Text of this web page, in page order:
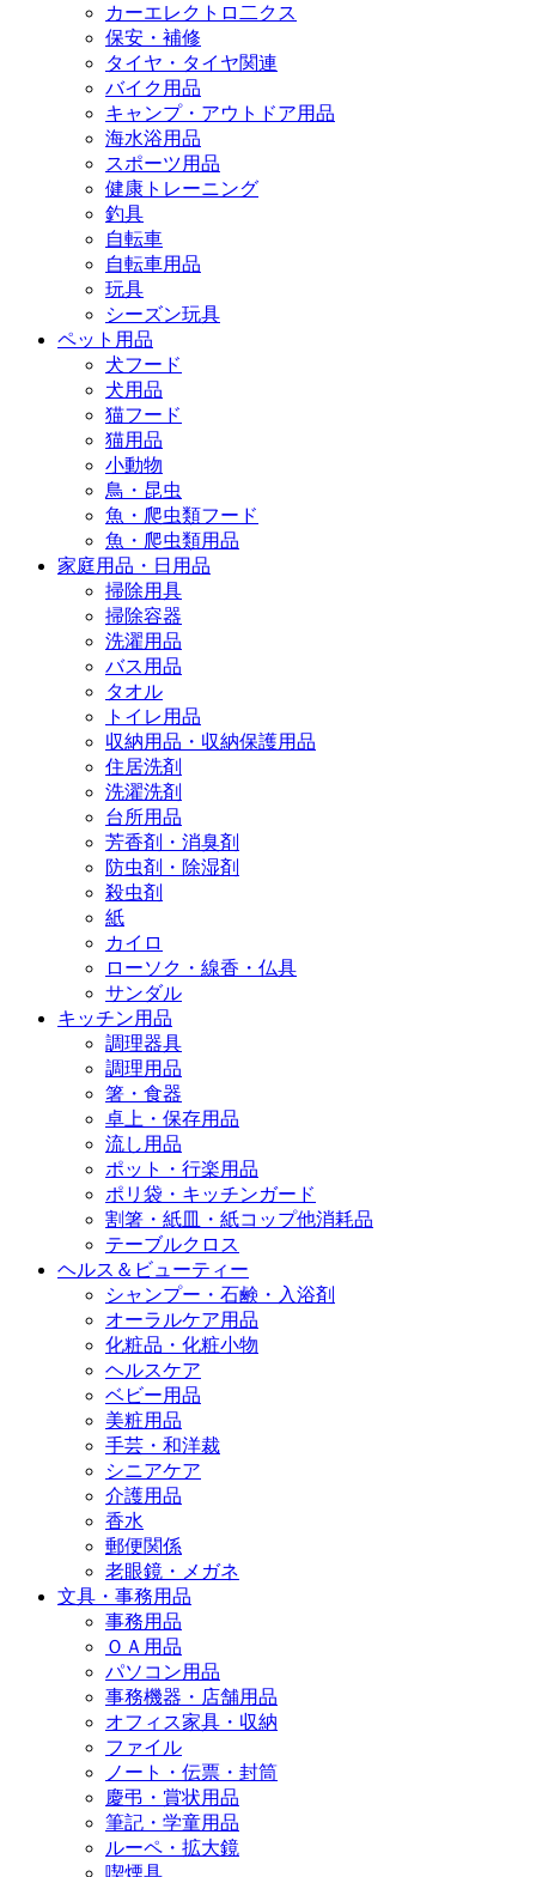
カーエレクトロ二クス
保安・補修
タイヤ・タイヤ関連
バイク用品
キャンプ・アウトドア用品
海水浴用品
スポーツ用品
健康トレーニング
釣具
自転車
自転車用品
玩具
シーズン玩具
ペット用品
犬フード
犬用品
猫フード
猫用品
小動物
鳥・昆虫
魚・爬虫類フード
魚・爬虫類用品
家庭用品・日用品
掃除用具
掃除容器
洗濯用品
バス用品
タオル
トイレ用品
収納用品・収納保護用品
住居洗剤
洗濯洗剤
台所用品
芳香剤・消臭剤
防虫剤・除湿剤
殺虫剤
紙
カイロ
ローソク・線香・仏具
サンダル
キッチン用品
調理器具
調理用品
箸・食器
卓上・保存用品
流し用品
ポット・行楽用品
ポリ袋・キッチンガード
割箸・紙皿・紙コップ他消耗品
テーブルクロス
ヘルス＆ビューティー
シャンプー・石鹸・入浴剤
オーラルケア用品
化粧品・化粧小物
ヘルスケア
ベビー用品
美粧用品
手芸・和洋裁
シニアケア
介護用品
香水
郵便関係
老眼鏡・メガネ
文具・事務用品
事務用品
ＯＡ用品
パソコン用品
事務機器・店舗用品
オフィス家具・収納
ファイル
ノート・伝票・封筒
慶弔・賞状用品
筆記・学童用品
ルーペ・拡大鏡
喫煙具